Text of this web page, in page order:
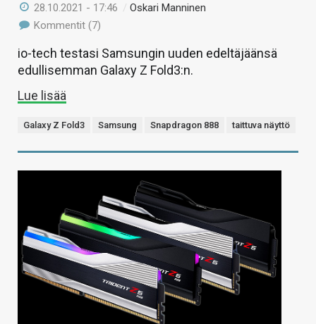
28.10.2021 - 17:46 /Oskari Manninen
Kommentit (7)
io-tech testasi Samsungin uuden edeltäjäänsä
edullisemman Galaxy Z Fold3:n.
Lue lisää
Galaxy Z Fold3 Samsung Snapdragon 888 taittuva näyttö